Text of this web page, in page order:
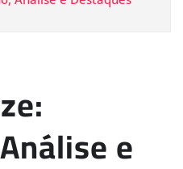
e